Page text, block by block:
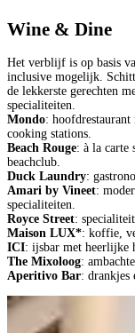
Wine & Dine
Het verblijf is op basis
inclusive mogelijk.
de lekkerste gerechten
specialiteiten.
Mondo:
cooking stations.
Beach Rouge: à la carte
beachclub.
Duck Laundry:
Amari by Vineet:
specialiteiten.
Royce Street:
Maison LUX*: koffie,
ICI: ijsbar met heerlijke
The Mixoloog:
Aperitivo Bar: drankjes